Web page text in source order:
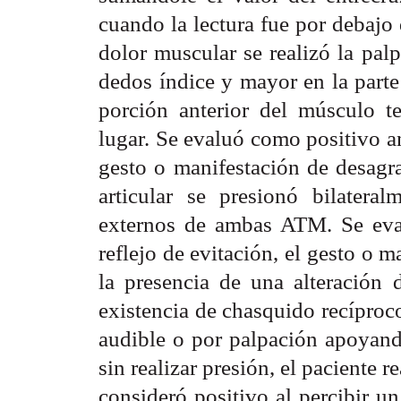
cuando la lectura fue por
dolor muscular se realizó la
dedos índice y mayor en la
porción anterior del músculo
lugar. Se evaluó como positivo
gesto o manifestación de
articular se presionó
externos de ambas ATM. Se
reflejo de evitación, el gesto o
la presencia de una alteración
existencia de chasquido
audible o por palpación
sin realizar presión, el paciente
consideró positivo al percibir